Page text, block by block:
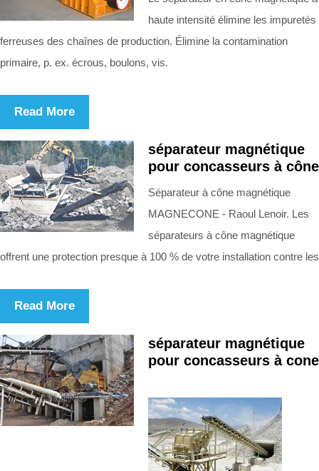
haute intensité élimine les impuretés
ferreuses des chaînes de production. Élimine la contamination
primaire, p. ex. écrous, boulons, vis.
Read More
séparateur magnétique
pour concasseurs à cône
Séparateur à cône magnétique
MAGNECONE - Raoul Lenoir. Les
séparateurs à cône magnétique
offrent une protection presque à 100 % de votre installation contre les
Read More
séparateur magnétique
pour concasseurs à cone